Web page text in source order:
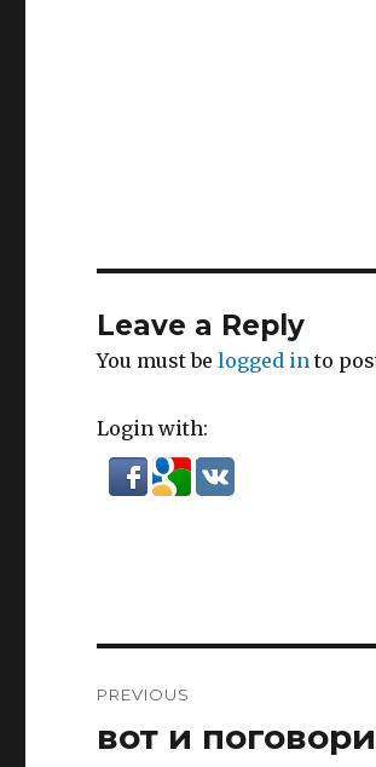
Leave a Reply
You must belogged in to
Login with:
navigation
PREVIOUS
Previous
вот и